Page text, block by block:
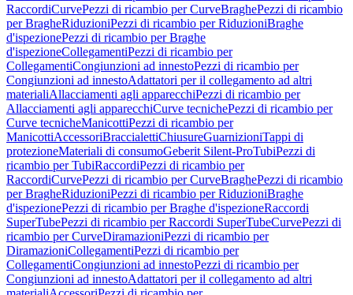
RaccordiCurvePezzi di ricambio per CurveBraghePezzi di ricambio
per BragheRiduzioniPezzi di ricambio per RiduzioniBraghe
d'ispezionePezzi di ricambio per Braghe
d'ispezioneCollegamentiPezzi di ricambio per
CollegamentiCongiunzioni ad innestoPezzi di ricambio per
Congiunzioni ad innestoAdattatori per il collegamento ad altri
materialiAllacciamenti agli apparecchiPezzi di ricambio per
Allacciamenti agli apparecchiCurve tecnichePezzi di ricambio per
Curve tecnicheManicottiPezzi di ricambio per
ManicottiAccessoriBraccialettiChiusureGuarnizioniTappi di
protezioneMateriali di consumoGeberit Silent-ProTubiPezzi di
ricambio per TubiRaccordiPezzi di ricambio per
RaccordiCurvePezzi di ricambio per CurveBraghePezzi di ricambio
per BragheRiduzioniPezzi di ricambio per RiduzioniBraghe
d'ispezionePezzi di ricambio per Braghe d'ispezioneRaccordi
SuperTubePezzi di ricambio per Raccordi SuperTubeCurvePezzi di
ricambio per CurveDiramazioniPezzi di ricambio per
DiramazioniCollegamentiPezzi di ricambio per
CollegamentiCongiunzioni ad innestoPezzi di ricambio per
Congiunzioni ad innestoAdattatori per il collegamento ad altri